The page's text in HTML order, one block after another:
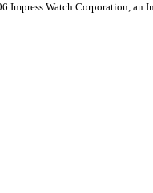
Impress Watch Corporation, an